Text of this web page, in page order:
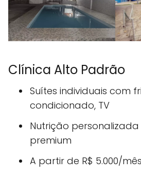
Clínica Alto Padrão
Suítes individuais com
condicionado, TV
Nutrição
premium
A partir de R$ 5.000/mês